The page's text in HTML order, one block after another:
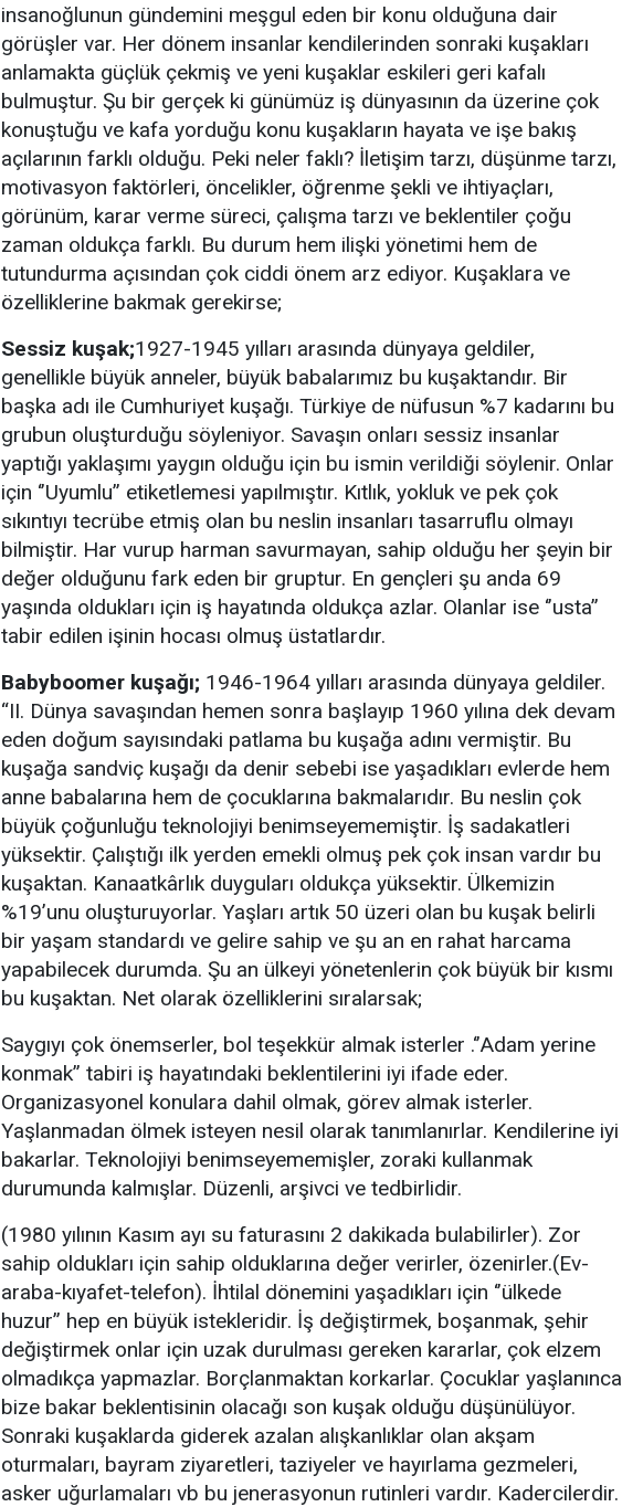
insanoğlunun gündemini meşgul eden bir konu olduğuna dair
görüşler var. Her dönem insanlar kendilerinden sonraki kuşakları
anlamakta güçlük çekmiş ve yeni kuşaklar eskileri geri kafalı
bulmuştur. Şu bir gerçek ki günümüz iş dünyasının da üzerine çok
konuştuğu ve kafa yorduğu konu kuşakların hayata ve işe bakış
açılarının farklı olduğu. Peki neler faklı? İletişim tarzı, düşünme tarzı,
motivasyon faktörleri, öncelikler, öğrenme şekli ve ihtiyaçları,
görünüm, karar verme süreci, çalışma tarzı ve beklentiler çoğu
zaman oldukça farklı. Bu durum hem ilişki yönetimi hem de
tutundurma açısından çok ciddi önem arz ediyor. Kuşaklara ve
özelliklerine bakmak gerekirse;
Sessiz kuşak;1927-1945 yılları arasında dünyaya geldiler,
genellikle büyük anneler, büyük babalarımız bu kuşaktandır. Bir
başka adı ile Cumhuriyet kuşağı. Türkiye de nüfusun %7 kadarını bu
grubun oluşturduğu söyleniyor. Savaşın onları sessiz insanlar
yaptığı yaklaşımı yaygın olduğu için bu ismin verildiği söylenir. Onlar
için ‘’Uyumlu’’ etiketlemesi yapılmıştır. Kıtlık, yokluk ve pek çok
sıkıntıyı tecrübe etmiş olan bu neslin insanları tasarruflu olmayı
bilmiştir. Har vurup harman savurmayan, sahip olduğu her şeyin bir
değer olduğunu fark eden bir gruptur. En gençleri şu anda 69
yaşında oldukları için iş hayatında oldukça azlar. Olanlar ise ‘’usta’’
tabir edilen işinin hocası olmuş üstatlardır.
Babyboomer kuşağı; 1946-1964 yılları arasında dünyaya geldiler.
“II. Dünya savaşından hemen sonra başlayıp 1960 yılına dek devam
eden doğum sayısındaki patlama bu kuşağa adını vermiştir. Bu
kuşağa sandviç kuşağı da denir sebebi ise yaşadıkları evlerde hem
anne babalarına hem de çocuklarına bakmalarıdır. Bu neslin çok
büyük çoğunluğu teknolojiyi benimseyememiştir. İş sadakatleri
yüksektir. Çalıştığı ilk yerden emekli olmuş pek çok insan vardır bu
kuşaktan. Kanaatkârlık duyguları oldukça yüksektir. Ülkemizin
%19’unu oluşturuyorlar. Yaşları artık 50 üzeri olan bu kuşak belirli
bir yaşam standardı ve gelire sahip ve şu an en rahat harcama
yapabilecek durumda. Şu an ülkeyi yönetenlerin çok büyük bir kısmı
bu kuşaktan. Net olarak özelliklerini sıralarsak;
Saygıyı çok önemserler, bol teşekkür almak isterler .‘’Adam yerine
konmak’’ tabiri iş hayatındaki beklentilerini iyi ifade eder.
Organizasyonel konulara dahil olmak, görev almak isterler.
Yaşlanmadan ölmek isteyen nesil olarak tanımlanırlar. Kendilerine iyi
bakarlar. Teknolojiyi benimseyememişler, zoraki kullanmak
durumunda kalmışlar. Düzenli, arşivci ve tedbirlidir.
(1980 yılının Kasım ayı su faturasını 2 dakikada bulabilirler). Zor
sahip oldukları için sahip olduklarına değer verirler, özenirler.(Ev-
araba-kıyafet-telefon). İhtilal dönemini yaşadıkları için ‘’ülkede
huzur’’ hep en büyük istekleridir. İş değiştirmek, boşanmak, şehir
değiştirmek onlar için uzak durulması gereken kararlar, çok elzem
olmadıkça yapmazlar. Borçlanmaktan korkarlar. Çocuklar yaşlanınca
bize bakar beklentisinin olacağı son kuşak olduğu düşünülüyor.
Sonraki kuşaklarda giderek azalan alışkanlıklar olan akşam
oturmaları, bayram ziyaretleri, taziyeler ve hayırlama gezmeleri,
asker uğurlamaları vb bu jenerasyonun rutinleri vardır. Kadercilerdir.